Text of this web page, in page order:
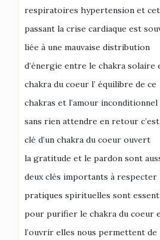
respiratoires hypertension et
passant la crise cardiaque est
liée à une mauvaise distribution
d’énergie entre le chakra solaire
chakra du coeur l’ équilibre de ce
chakras et l’amour
sans rien attendre en retour
clé d’un chakra du coeur ouvert
la gratitude et le pardon sont
deux clés importants à respecter
pratiques spirituelles sont
pour purifier le chakra du coeur
l’ouvrir elles nous permettent de